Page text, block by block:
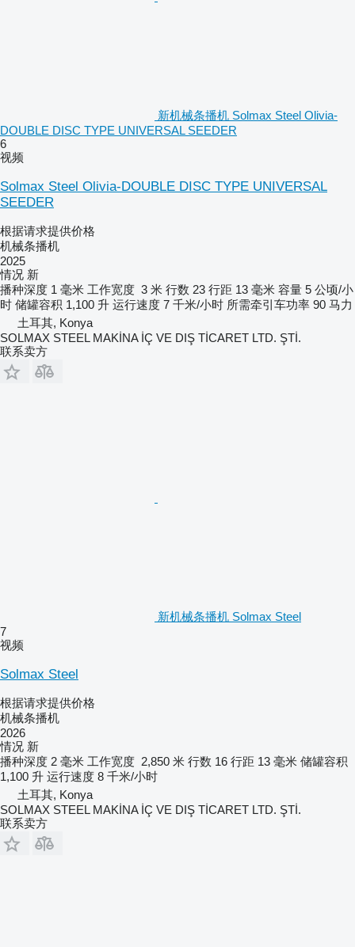
新机械条播机 Solmax Steel Olivia-
DOUBLE DISC TYPE UNIVERSAL SEEDER
6
视频
Solmax Steel Olivia-DOUBLE DISC TYPE UNIVERSAL
SEEDER
根据请求提供价格
机械条播机
2025
情况 新
播种深度 1 毫米 工作宽度 3 米 行数 23 行距 13 毫米 容量 5 公顷/小
时 储罐容积 1,100 升 运行速度 7 千米/小时 所需牵引车功率 90 马力
土耳其, Konya
SOLMAX STEEL MAKİNA İÇ VE DIŞ TİCARET LTD. ŞTİ.
联系卖方
新机械条播机 Solmax Steel
7
视频
Solmax Steel
根据请求提供价格
机械条播机
2026
情况 新
播种深度 2 毫米 工作宽度 2,850 米 行数 16 行距 13 毫米 储罐容积
1,100 升 运行速度 8 千米/小时
土耳其, Konya
SOLMAX STEEL MAKİNA İÇ VE DIŞ TİCARET LTD. ŞTİ.
联系卖方